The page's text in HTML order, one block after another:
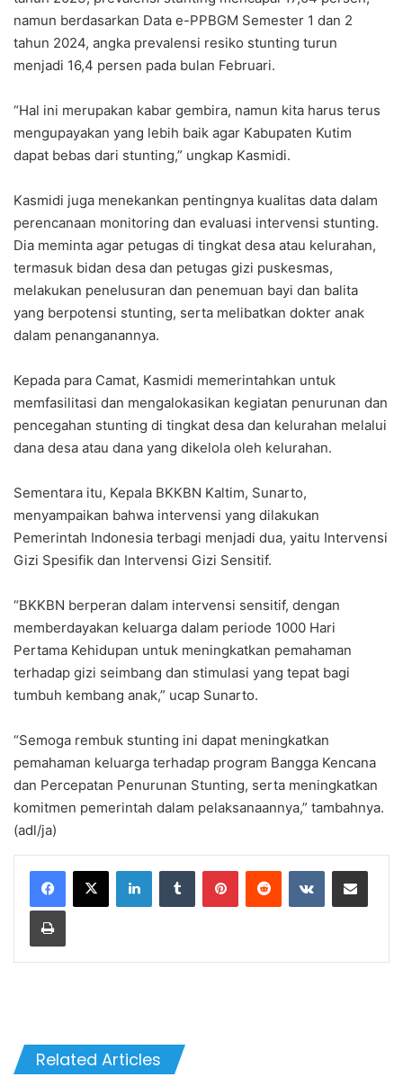
namun berdasarkan Data e-PPBGM Semester 1 dan 2
tahun 2024, angka prevalensi resiko stunting turun
menjadi 16,4 persen pada bulan Februari.
“Hal ini merupakan kabar gembira, namun kita harus terus
mengupayakan yang lebih baik agar Kabupaten Kutim
dapat bebas dari stunting,” ungkap Kasmidi.
Kasmidi juga menekankan pentingnya kualitas data dalam
perencanaan monitoring dan evaluasi intervensi stunting.
Dia meminta agar petugas di tingkat desa atau kelurahan,
termasuk bidan desa dan petugas gizi puskesmas,
melakukan penelusuran dan penemuan bayi dan balita
yang berpotensi stunting, serta melibatkan dokter anak
dalam penanganannya.
Kepada para Camat, Kasmidi memerintahkan untuk
memfasilitasi dan mengalokasikan kegiatan penurunan dan
pencegahan stunting di tingkat desa dan kelurahan melalui
dana desa atau dana yang dikelola oleh kelurahan.
Sementara itu, Kepala BKKBN Kaltim, Sunarto,
menyampaikan bahwa intervensi yang dilakukan
Pemerintah Indonesia terbagi menjadi dua, yaitu Intervensi
Gizi Spesifik dan Intervensi Gizi Sensitif.
“BKKBN berperan dalam intervensi sensitif, dengan
memberdayakan keluarga dalam periode 1000 Hari
Pertama Kehidupan untuk meningkatkan pemahaman
terhadap gizi seimbang dan stimulasi yang tepat bagi
tumbuh kembang anak,” ucap Sunarto.
“Semoga rembuk stunting ini dapat meningkatkan
pemahaman keluarga terhadap program Bangga Kencana
dan Percepatan Penurunan Stunting, serta meningkatkan
komitmen pemerintah dalam pelaksanaannya,” tambahnya.
(adl/ja)
LinkedInTumblr PinterestReddit VKontakteShare via Email
Print
Related Articles